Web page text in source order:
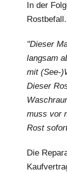
In der
"Dieser
langsam
mit (See-
Dieser
muss vor
Rost
Die